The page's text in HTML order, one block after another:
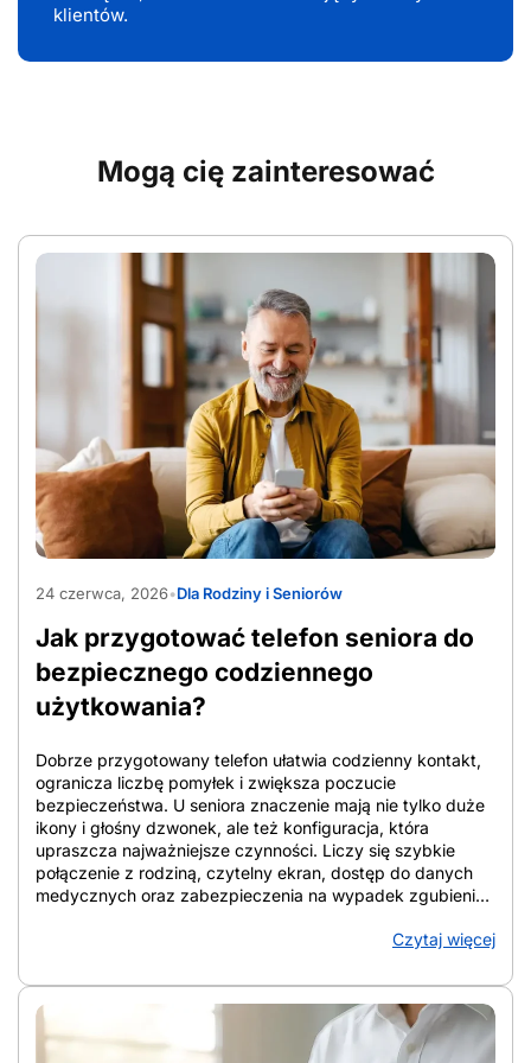
klientów.
Mogą cię zainteresować
AdobeStock_1565597090
24 czerwca, 2026•Dla Rodziny i Seniorów
Jak przygotować telefon seniora do
bezpiecznego codziennego
użytkowania?
Dobrze przygotowany telefon ułatwia codzienny kontakt,
ogranicza liczbę pomyłek i zwiększa poczucie
bezpieczeństwa. U seniora znaczenie mają nie tylko duże
ikony i głośny dzwonek, ale też konfiguracja, która
upraszcza najważniejsze czynności. Liczy się szybkie
połączenie z rodziną, czytelny ekran, dostęp do danych
medycznych oraz zabezpieczenia na wypadek zgubienia
zebrano konkretne rozwiązania, które porządkują ekran,
smartfona. Telefon staje się wtedy narzędziem wsparcia, a
nie źródłem chaosu. Z artykułu dowiesz się: Jak
przygotować telefon seniora do bezpiecznego
codziennego użytkowania Jak przygotować telefon
Czytaj więcej